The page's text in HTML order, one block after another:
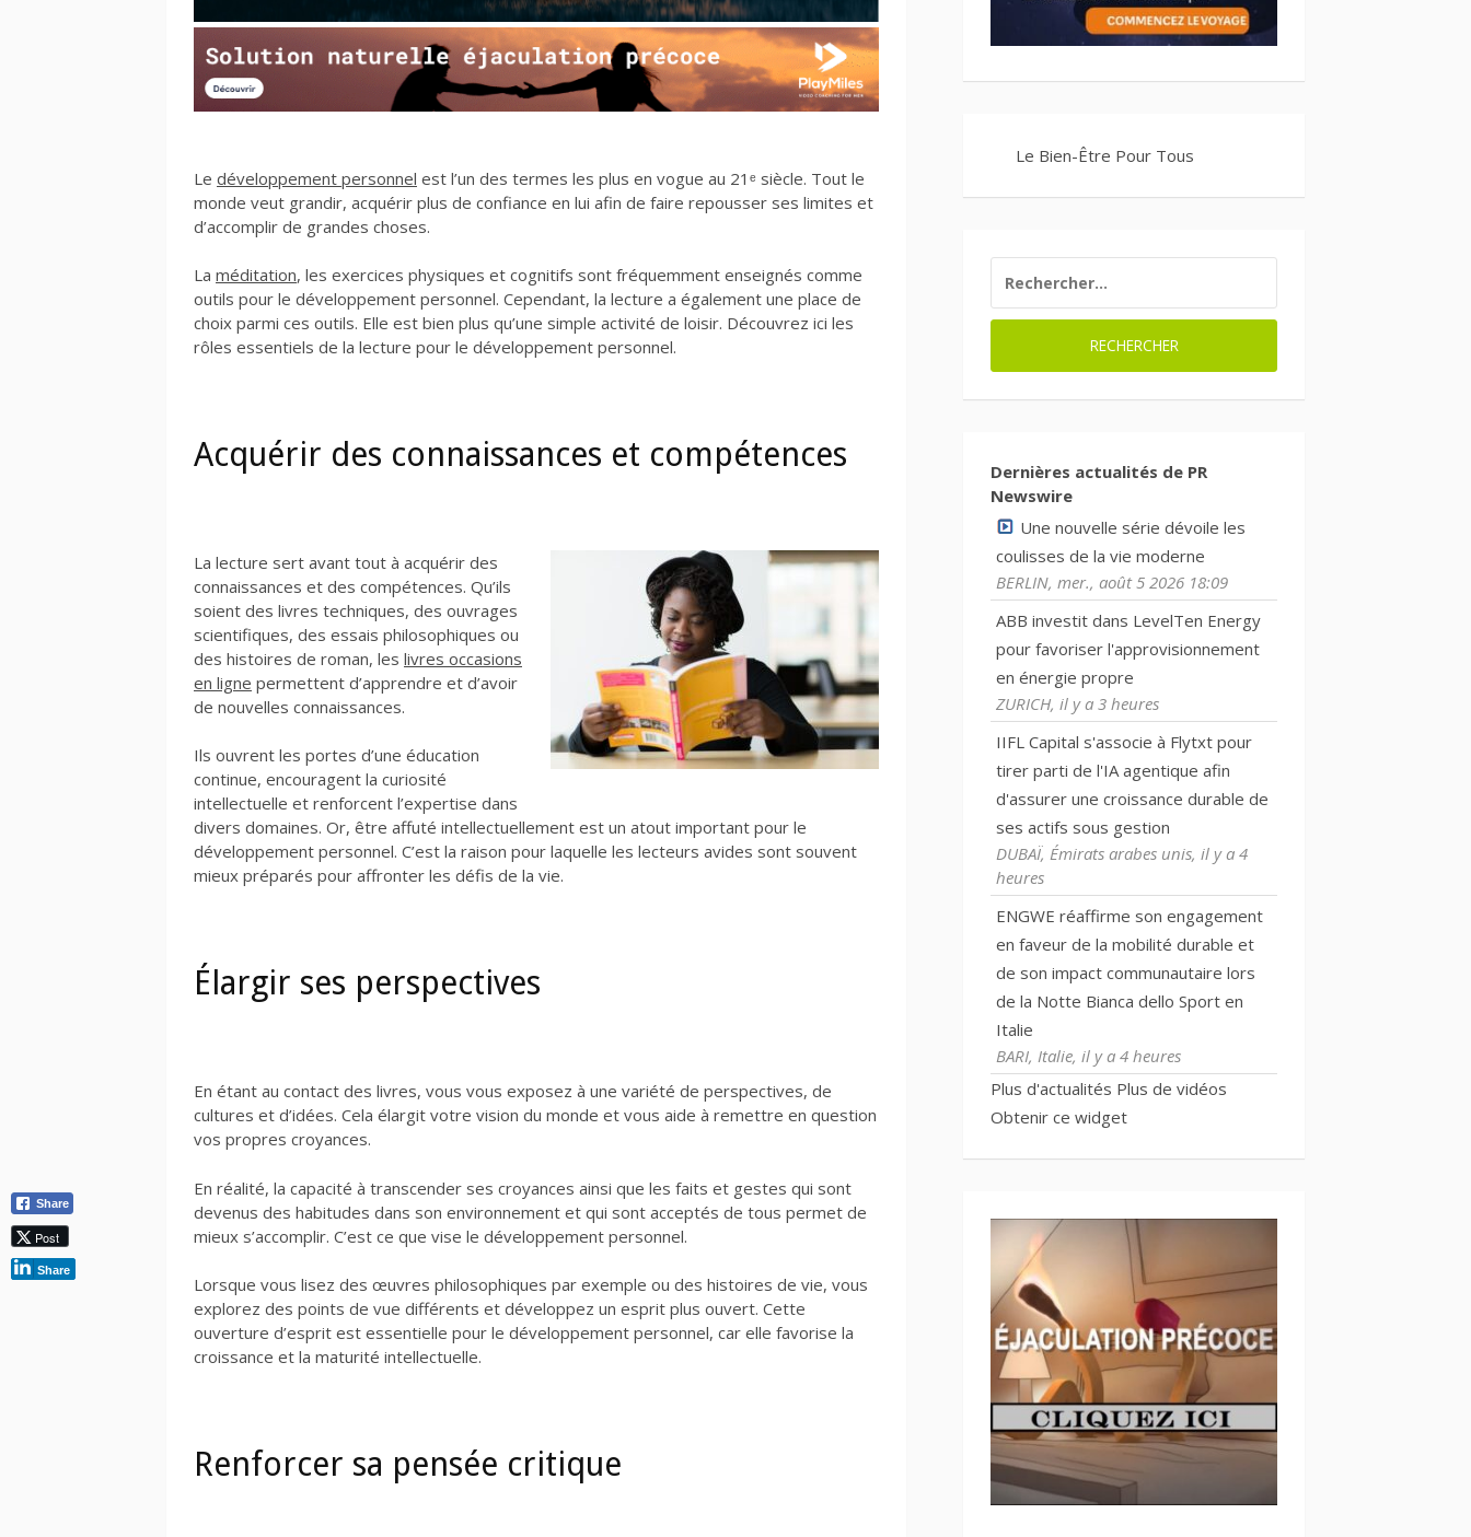
Le développement personnel est l’un des termes les plus en vogue au 21ᵉ siècle. Tout le
monde veut grandir, acquérir plus de confiance en lui afin de faire repousser ses limites et
d’accomplir de grandes choses.
La méditation, les exercices physiques et cognitifs sont fréquemment enseignés comme
outils pour le développement personnel. Cependant, la lecture a également une place de
choix parmi ces outils. Elle est bien plus qu’une simple activité de loisir. Découvrez ici les
rôles essentiels de la lecture pour le développement personnel.
Acquérir des connaissances et compétences
La lecture sert avant tout à acquérir des
connaissances et des compétences. Qu’ils
soient des livres techniques, des ouvrages
scientifiques, des essais philosophiques ou
des histoires de roman, les livres occasions
en ligne permettent d’apprendre et d’avoir
de nouvelles connaissances.
Ils ouvrent les portes d’une éducation
continue, encouragent la curiosité
intellectuelle et renforcent l’expertise dans
divers domaines. Or, être affuté intellectuellement est un atout important pour le
développement personnel. C’est la raison pour laquelle les lecteurs avides sont souvent
mieux préparés pour affronter les défis de la vie.
Élargir ses perspectives
En étant au contact des livres, vous vous exposez à une variété de perspectives, de
cultures et d’idées. Cela élargit votre vision du monde et vous aide à remettre en question
vos propres croyances.
En réalité, la capacité à transcender ses croyances ainsi que les faits et gestes qui sont
devenus des habitudes dans son environnement et qui sont acceptés de tous permet de
mieux s’accomplir. C’est ce que vise le développement personnel.
Lorsque vous lisez des œuvres philosophiques par exemple ou des histoires de vie, vous
explorez des points de vue différents et développez un esprit plus ouvert. Cette
ouverture d’esprit est essentielle pour le développement personnel, car elle favorise la
croissance et la maturité intellectuelle.
Renforcer sa pensée critique
Le Bien-Être Pour Tous
Dernières actualités de PR
Newswire
Une nouvelle série dévoile les
coulisses de la vie moderne
BERLIN, mer., août 5 2026 18:09
ABB investit dans LevelTen Energy
pour favoriser l'approvisionnement
en énergie propre
ZURICH, il y a 3 heures
IIFL Capital s'associe à Flytxt pour
tirer parti de l'IA agentique afin
d'assurer une croissance durable de
ses actifs sous gestion
DUBAÏ, Émirats arabes unis, il y a 4
heures
ENGWE réaffirme son engagement
en faveur de la mobilité durable et
de son impact communautaire lors
de la Notte Bianca dello Sport en
Italie
BARI, Italie, il y a 4 heures
Plus d'actualités Plus de vidéos
Obtenir ce widget
Share
Post
Share